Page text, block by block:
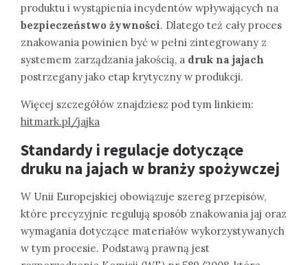
produktu i wystąpienia incydentów wpływających na
bezpieczeństwo żywności. Dlatego też cały proces
znakowania powinien być w pełni zintegrowany z
systemem zarządzania jakością, a druk na jajach
postrzegany jako etap krytyczny w produkcji.
Więcej szczegółów znajdziesz pod tym linkiem:
hitmark.pl/jajka
Standardy i regulacje dotyczące
druku na jajach w branży spożywczej
W Unii Europejskiej obowiązuje szereg przepisów,
które precyzyjnie regulują sposób znakowania jaj oraz
wymagania dotyczące materiałów wykorzystywanych
w tym procesie. Podstawą prawną jest